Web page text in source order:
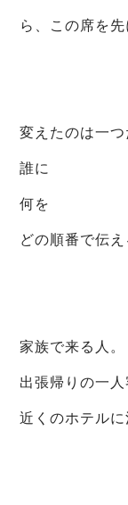
ら、この席を
変えたのは一つ
誰に
何を
どの順番で伝え
家族で来る人。
出張帰りの一人
近くのホ